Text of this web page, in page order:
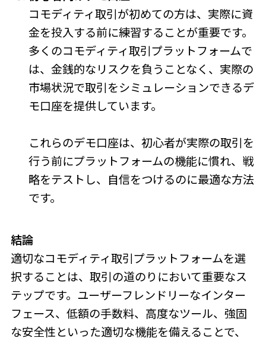
コモディティ取引が初めての方は、実際に資
金を投入する前に練習することが重要です。
多くのコモディティ取引プラットフォームで
は、金銭的なリスクを負うことなく、実際の
市場状況で取引をシミュレーションできるデ
モ口座を提供しています。
これらのデモ口座は、初心者が実際の取引を
行う前にプラットフォームの機能に慣れ、戦
略をテストし、自信をつけるのに最適な方法
です。
結論
適切なコモディティ取引プラットフォームを選
択することは、取引の道のりにおいて重要なス
テップです。ユーザーフレンドリーなインター
フェース、低額の手数料、高度なツール、強固
な安全性といった適切な機能を備えることで、